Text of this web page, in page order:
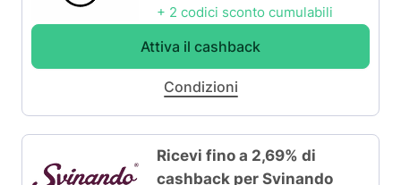
+ 2 codici sconto cumulabili
Attiva il cashback
Condizioni
Ricevi fino a 2,69% di
cashback per Svinando